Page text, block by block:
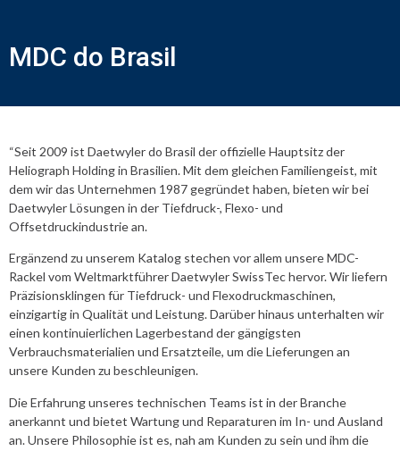
MDC do Brasil
“Seit 2009 ist Daetwyler do Brasil der offizielle Hauptsitz der
Heliograph Holding in Brasilien. Mit dem gleichen Familiengeist, mit
dem wir das Unternehmen 1987 gegründet haben, bieten wir bei
Daetwyler Lösungen in der Tiefdruck-, Flexo- und
Offsetdruckindustrie an.
Ergänzend zu unserem Katalog stechen vor allem unsere MDC-
Rackel vom Weltmarktführer Daetwyler SwissTec hervor. Wir liefern
Präzisionsklingen für Tiefdruck- und Flexodruckmaschinen,
einzigartig in Qualität und Leistung. Darüber hinaus unterhalten wir
einen kontinuierlichen Lagerbestand der gängigsten
Verbrauchsmaterialien und Ersatzteile, um die Lieferungen an
unsere Kunden zu beschleunigen.
Die Erfahrung unseres technischen Teams ist in der Branche
anerkannt und bietet Wartung und Reparaturen im In- und Ausland
an. Unsere Philosophie ist es, nah am Kunden zu sein und ihm die